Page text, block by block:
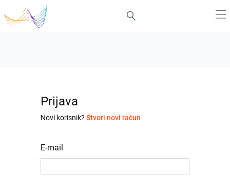
Prijava
Novi korisnik? Stvori novi račun
E-mail